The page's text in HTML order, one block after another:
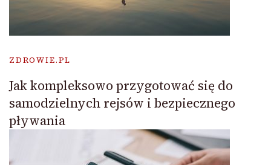
ZDROWIE.PL
Jak kompleksowo przygotować się do
samodzielnych rejsów i bezpiecznego
pływania